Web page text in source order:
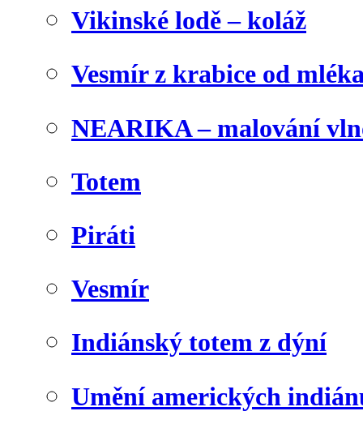
Vikinské lodě – koláž
Vesmír z krabice od
NEARIKA – malování
Totem
Piráti
Vesmír
Indiánský totem z dýní
Umění amerických